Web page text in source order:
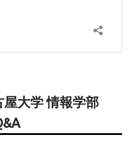
屋大学 情報学部